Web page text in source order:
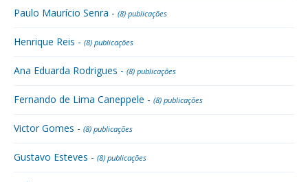
Paulo Maurício Senra - (8) publicações
Henrique Reis - (8) publicações
Ana Eduarda Rodrigues - (8) publicações
Fernando de Lima Caneppele - (8) publicações
Victor Gomes - (8) publicações
Gustavo Esteves - (8) publicações